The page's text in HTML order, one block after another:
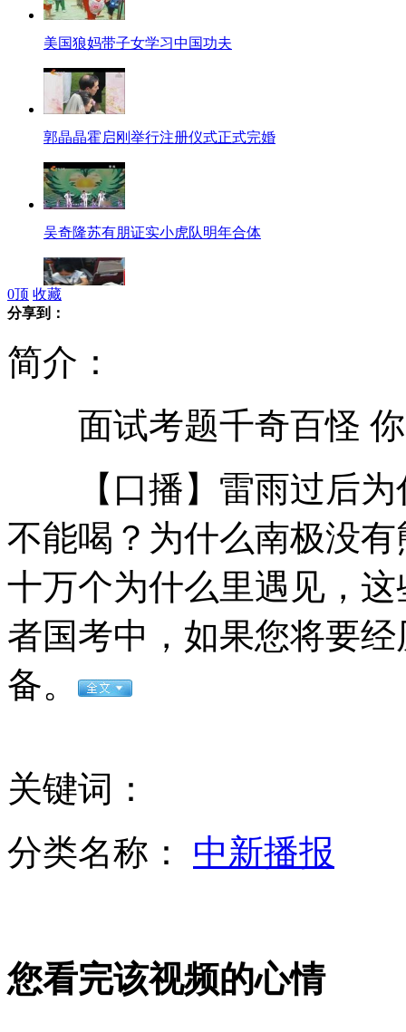
美国狼妈带子女学习中国功夫
郭晶晶霍启刚举行注册仪式正式完婚
吴奇隆苏有朋证实小虎队明年合体
瑞士将拍卖鹌鹑蛋大小76克拉钻石
男子探出窗外抽烟 坠落20层楼
男子20年河中救出13人 称救人是最大幸福
山西运城恶犬咬伤多人 警民合力深夜将其击毙
0顶 收藏
分享到：
简介：
面试考题千奇百怪 你
【口播】雷雨过后为
不能喝？为什么南极没
十万个为什么里遇见，
者国考中，如果您将要
备。
关键词：
分类名称： 中新播报
您看完该视频的心情